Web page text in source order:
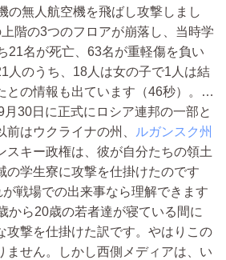
の無人航空機を飛ばし攻撃しまし
階の3つのフロアが崩落し、当時学
21名が死亡、63名が重軽傷を負い
人のうち、18人は女の子で1人は結
との情報も出ています（46秒）。…
30日に正式にロシア連邦の一部と
はウクライナの州、
ルガンスク州
スキー政権は、彼が自分たちの領土
の学生寮に攻撃を仕掛けたのです
戦場での出来事なら理解できます
から20歳の若者達が寝ている間に
攻撃を仕掛けた訳です。やはりこの
ません。しかし西側メディアは、い